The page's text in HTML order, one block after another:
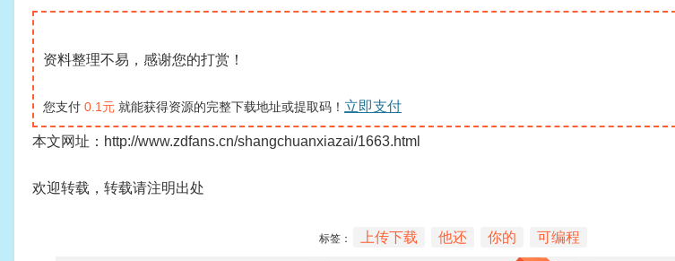
资料整理不易，感谢您的打赏！
您支付 0.1元 就能获得资源的完整下载地址或提取码！ 立即支付
本文网址：http://www.zdfans.cn/shangchuanxiazai/1663.html
欢迎转载，转载请注明出处
标签： 上传下载 他还 你的 可编程